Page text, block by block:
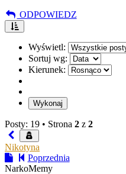
ODPOWIEDZ
Wyświetl:
Sortuj wg:
Kierunek:
Posty: 19 • Strona 2 z 2
Nikotyna
Poprzednia
NarkoMemy